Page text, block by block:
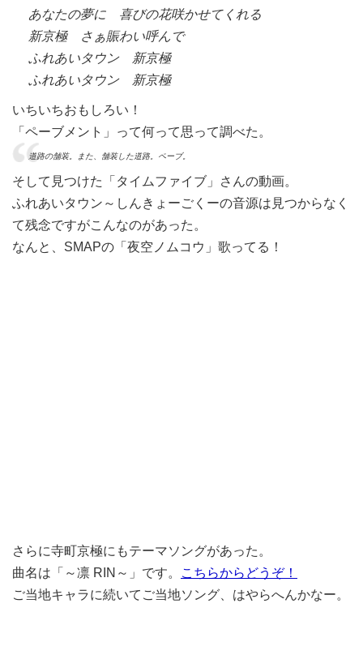
あなたの夢に 喜びの花咲かせてくれる
新京極 さぁ賑わい呼んで
ふれあいタウン 新京極
ふれあいタウン 新京極
いちいちおもしろい！
「ペーブメント」って何って思って調べた。
道路の舗装。また、舗装した道路。ペーブ。
そして見つけた「タイムファイブ」さんの動画。
ふれあいタウン～しんきょーごくーの音源は見つからなく
て残念ですがこんなのがあった。
なんと、SMAPの「夜空ノムコウ」歌ってる！
さらに寺町京極にもテーマソングがあった。
曲名は「～凛 RIN～」です。
こちらからどうぞ！
ご当地キャラに続いてご当地ソング、はやらへんかなー。